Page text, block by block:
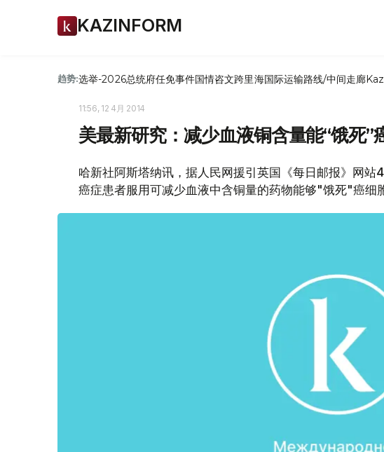
KAZINFORM
趋势:选举-2026总统府任免事件国情咨文跨里海国际运输路线/中间走廊
11:56, 12 4月 2014
美最新研究：减少血液铜含量能“饿死”
哈新社阿斯塔纳讯，据人民网援引英国《每日邮报》网站
癌症患者服用可减少血液中含铜量的药物能够"饿死"癌细